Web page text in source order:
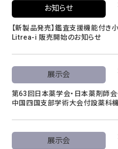
お知らせ
【新製品発売】鑑査支援機能付
Litrea-i 販売開始のお知らせ
展示会
第63回日本薬学会・日本薬剤師
中国四国支部学術大会付設薬科
展示会